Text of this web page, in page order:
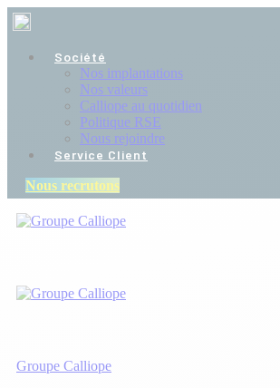
Société
Nos implantations
Nos valeurs
Calliope au quotidien
Politique RSE
Nous rejoindre
Service Client
Nous recrutons
Groupe Calliope